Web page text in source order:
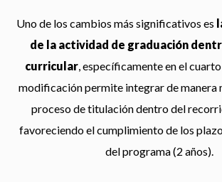
Uno de los cambios más significativos es
de la actividad de graduación
curricular , específicamente en el
modificación permite integrar de manera
proceso de titulación dentro del
favoreciendo el cumplimiento de los
del programa (2 años).